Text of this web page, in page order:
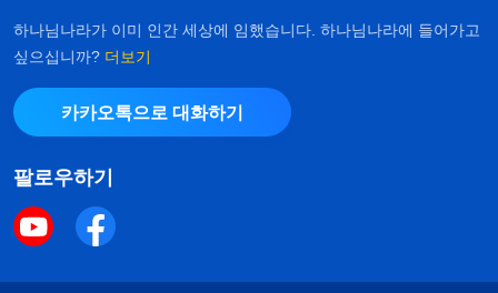
하나님나라가 이미 인간 세상에 임했습니다. 하나님나라에 들어가고
싶으십니까? 더보기
카카오톡으로 대화하기
팔로우하기